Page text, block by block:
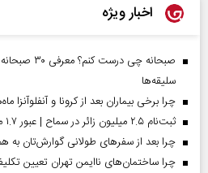
اخبار ویژه
صبحانه چی
سلیقه‌ها
چرا برخی بیماران بعد از کرونا و آنفلوآنزا
ثبت‌نام ۲.۵ میلیون زائر در سماح | عبور ۱.۷ میلیون نفر از مرز‌های اربعین
چرا بعد از سفرهای طولانی گوارش‌تان به
چرا ساختمان‌های ناایمن تهران تعیین